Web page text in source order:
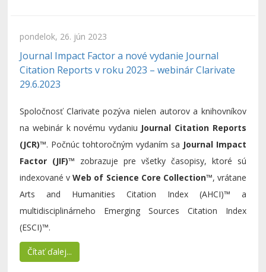
pondelok, 26. jún 2023
Journal Impact Factor a nové vydanie Journal
Citation Reports v roku 2023 – webinár Clarivate
29.6.2023
Spoločnosť Clarivate pozýva nielen autorov a knihovníkov
na webinár k novému vydaniu Journal Citation Reports
(JCR)™. Počnúc tohtoročným vydaním sa Journal Impact
Factor (JIF)™ zobrazuje pre všetky časopisy, ktoré sú
indexované vWeb of Science Core Collection™, vrátane
Arts and Humanities Citation Index (AHCI)™ a
multidisciplinárneho Emerging Sources Citation Index
(ESCI)™.
Čítať ďalej...